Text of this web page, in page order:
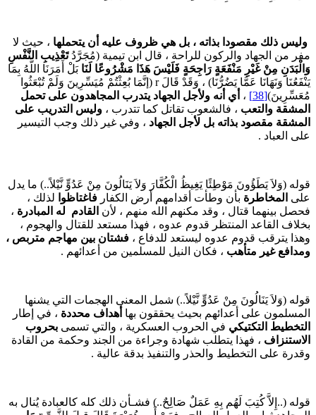
وليس ذلك مقصودا بذاته ، بل هي ظروف عليه أن يتحملها، حيث لا
من الجهاد والركون للراحة ، قال ابن تيمية (مُجَرَّدُتَعْذِيبِ النَّفْسِ
مِنْ غَيْرِ مَنْفَعَةٍ رَاجِحَةٍ فَلَيْسَ هَذَا مَشْرُوعًا لَنَابَلْ أَمَرَنَا اللَّهُ بِمَا
يَنْفَعُنَا وَنَهَانَا عَمَّا يَضُرُّنَا) ، وَقَدْ قَالَ r (إنَّمَا بُعِثْتُمْ مُيَسِّرِينَ وَلَمْ تُبْعَثُوا
[38] ، أي أنه ولأجل الجهاد يتدرب المجاهدون على تحمل
والتعب، فالشعوب تقاتل كما تتدرب ، وليس التدريب على
مقصود بذاته بل لأجل الجهاد، وفي غير ذلك وجب التيسير
العباد .
(وَلاَ يَطَؤُونَ مَوْطِئًا يَغِيظُ الْكُفَّارَ وَلاَ يَنَالُونَ مِنْ عَدُوٍّ نَّيْلاً..) ما يدل
المخاطرة بأن وطأت أقدامهم أرض الكفارفاغتاظوالذلك ،
بينهما قتال ، وقد مكنهم الله منهم ، لأنالقادم له المبادرة ،
القاعد المنتظر قدوم عدوه ، فهذا مستعد للقتال والهجوم ،
يترقب قدوم عدوه ليستعد للدفاع ، فشتان بين مهاجم متربص ،
غير متأهب، فكان النيل للمسلمين من أعدائهم .
(وَلاَ يَنَالُونَ مِنْ عَدُوٍّ نَّيْلاً..) شمل المعنى الهجمات التي يشنها
على أعدائهم بحيث يحققون بهاأهداف محددة، في إطار
التكتيكيفي الحروب العسكرية ، والتي تسمى بحروب
، فهذا يتطلب شهادة وجراءة من الجند وحكمة من القادة
على التخطيط والحذر والتنفيذ بدقة عالية .
(..إِلاَّ كُتِبَ لَهُم بِهِ عَمَلٌ صَالِحٌ..) فشـأن ذلك كله كالعبادة يُنال به